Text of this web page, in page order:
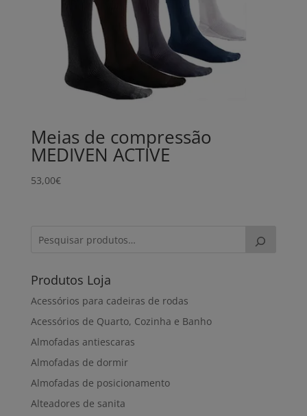
Meias de compressão
MEDIVEN ACTIVE
53,00€
Produtos Loja
Acessórios para cadeiras de rodas
Acessórios de Quarto, Cozinha e Banho
Almofadas antiescaras
Almofadas de dormir
Almofadas de posicionamento
Alteadores de sanita